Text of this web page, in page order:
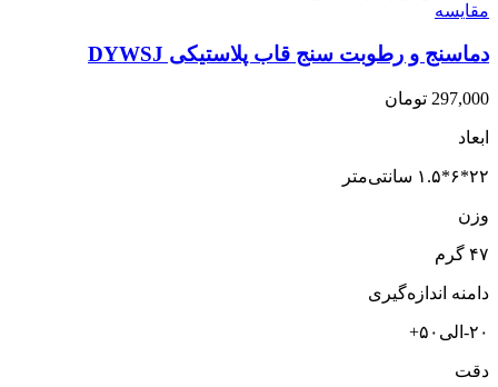
مقایسه
دماسنج و رطوبت سنج قاب پلاستیکی DYWSJ
297,000 تومان
ابعاد
۲۲*۶*۱.۵ سانتی‌متر
وزن
۴۷ گرم
دامنه اندازه‌گیری
۲۰-الی۵۰+
دقت